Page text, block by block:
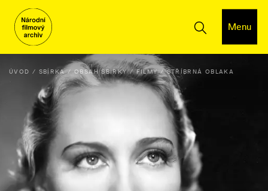
Menu
ÚVOD SBÍRKA OBSAH SBÍRKY FILMY STŘÍBRNÁ OBLAKA